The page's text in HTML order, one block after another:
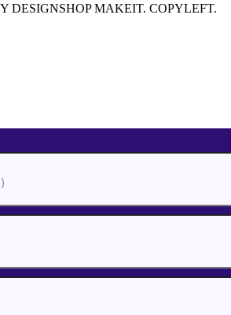
DESIGNSHOP MAKEIT. COPYLEFT.